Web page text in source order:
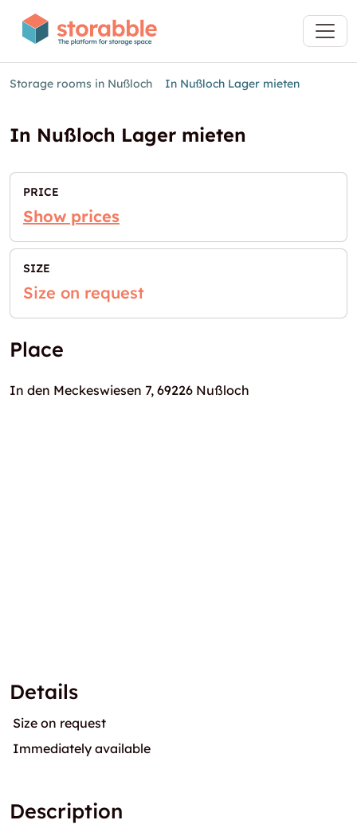
Storage rooms in Nußloch In Nußloch Lager mieten
In Nußloch Lager mieten
PRICE
Show prices
SIZE
Size on request
Place
In den Meckeswiesen 7, 69226 Nußloch
Details
Size on request
Immediately available
Description